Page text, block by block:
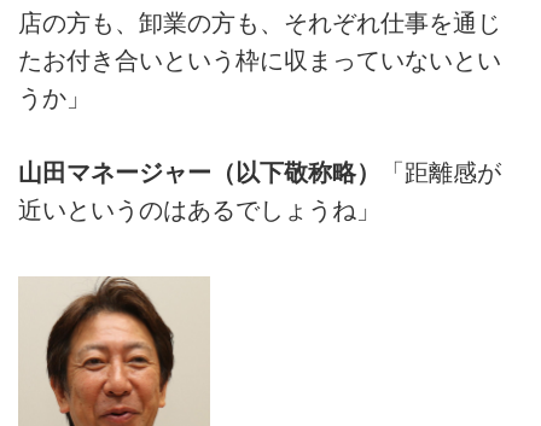
店の方も、卸業の方も、それぞれ仕事を通じ
たお付き合いという枠に収まっていないとい
うか」
山田マネージャー（以下敬称略）
「距離感が
近いというのはあるでしょうね」